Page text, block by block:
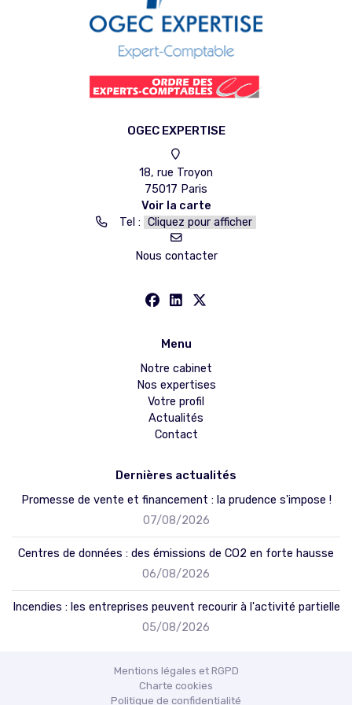
Cliquez pour nous appeler
Facebook
OGEC EXPERTISE
18, rue Troyon
75017 Paris
Voir la carte
Tel : Cliquez pour afficher
Nous contacter
Menu
Notre cabinet
Nos expertises
Votre profil
Actualités
Contact
Dernières actualités
Promesse de vente et financement : la prudence s'impose !
07/08/2026
Centres de données : des émissions de CO2 en forte hausse
06/08/2026
Incendies : les entreprises peuvent recourir à l'activité partielle
05/08/2026
Mentions légales et RGPD
Charte cookies
Politique de confidentialité